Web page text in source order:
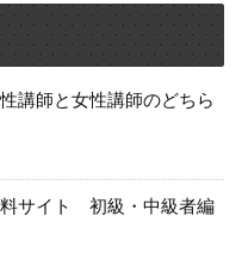
講師と女性講師のどちら
サイト 初級・中級者編